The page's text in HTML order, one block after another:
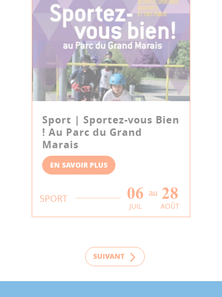
Sport | Sportez-vous Bien
! Au Parc du Grand
Marais
EN SAVOIR PLUS
SPORT 06
JUIL
au 28
AOÛT
SUIVANT